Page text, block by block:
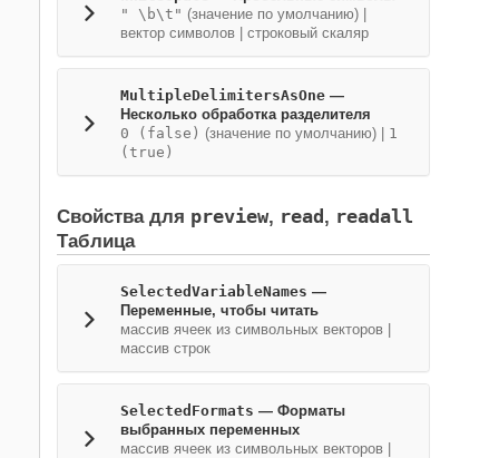
" \b\t" (значение по умолчанию) |
вектор символов
строковый скаляр
MultipleDelimitersAsOne —
Несколько обработка разделителя
0 (false) (значение по умолчанию) | 1
(true)
Свойства для preview, read , readall
Таблица
SelectedVariableNames —
Переменные, чтобы читать
массив ячеек из символьных векторов
массив строк
SelectedFormats — Форматы
выбранных переменных
массив ячеек из символьных векторов